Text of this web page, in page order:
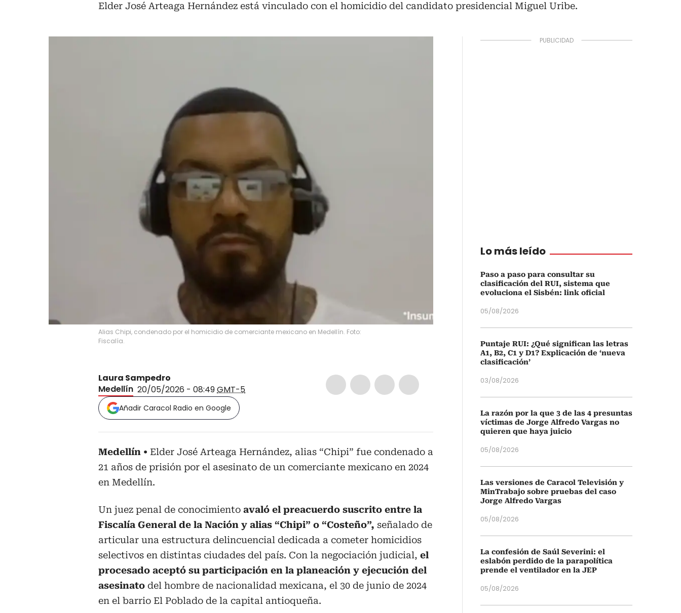
Elder José Arteaga Hernández está vinculado con el homicidio del candidato presidencial Miguel Uribe.
Alias Chipi, condenado por el homicidio de comerciante mexicano en Medellín. Foto:
Fiscalía.
Laura Sampedro
Medellín 20/05/2026 - 08:49GMT-5
Añadir Caracol Radio en Google
Medellín
Elder José Arteaga Hernández, alias “Chipi” fue condenado a
21 años de prisión por el asesinato de un comerciante mexicano en 2024
en Medellín.
Un juez penal de conocimiento avaló el preacuerdo suscrito entre la
Fiscalía General de la Nación y alias “Chipi” o “Costeño”, señalado de
articular una estructura delincuencial dedicada a cometer homicidios
selectivos en distintas ciudades del país. Con la negociación judicial, el
procesado aceptó su participación en la planeación y ejecución del
asesinato del hombre de nacionalidad mexicana, el 30 de junio de 2024
en el barrio El Poblado de la capital antioqueña.
Lo más leído
Paso a paso para consultar su
clasificación del RUI, sistema que
evoluciona el Sisbén: link oficial
05/08/2026
Puntaje RUI: ¿Qué significan las letras
A1, B2, C1 y D1? Explicación de ‘nueva
clasificación’
03/08/2026
La razón por la que 3 de las 4 presuntas
víctimas de Jorge Alfredo Vargas no
quieren que haya juicio
05/08/2026
Las versiones de Caracol Televisión y
MinTrabajo sobre pruebas del caso
Jorge Alfredo Vargas
05/08/2026
La confesión de Saúl Severini: el
eslabón perdido de la parapolítica
prende el ventilador en la JEP
05/08/2026